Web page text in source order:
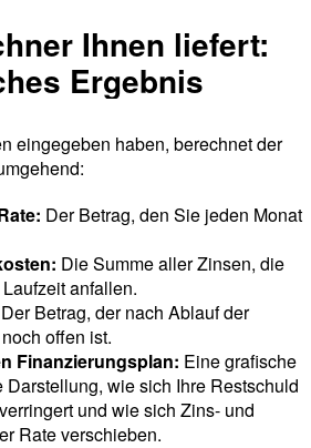
Ihnen liefert:
Ergebnis
eingegeben haben, berechnet der
Der Betrag, den Sie jeden Monat
Die Summe aller Zinsen, die
anfallen.
Der Betrag, der nach Ablauf der
offen ist.
Finanzierungsplan: Eine grafische
wie sich Ihre Restschuld
und wie sich Zins- und
Rate verschieben.